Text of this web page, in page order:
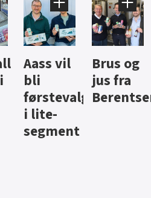
Brus og
jus fra
Berentsen
Hard
iste fra
Hansa